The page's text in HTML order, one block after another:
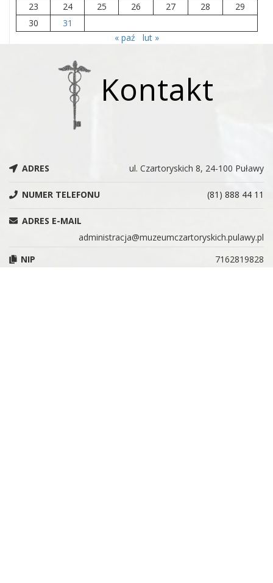
23
24 25 26 27 28
29
30
31
« paź
lut »
Kontakt
ADRES ul. Czartoryskich 8, 24-100 Puławy
NUMER TELEFONU (81) 888 44 11
ADRES E-MAIL
administracja@muzeumczartoryskich.pulawy.pl
NIP
7162819828